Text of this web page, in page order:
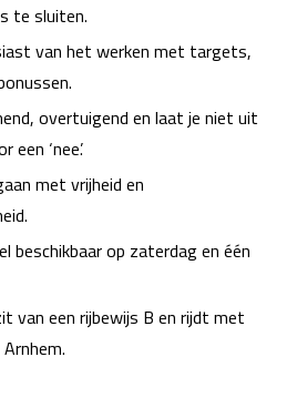
te sluiten.
van het werken met targets,
overtuigend en laat je niet uit
‘nee’.
met vrijheid en
beschikbaar op zaterdag en één
van een rijbewijs B en rijdt met